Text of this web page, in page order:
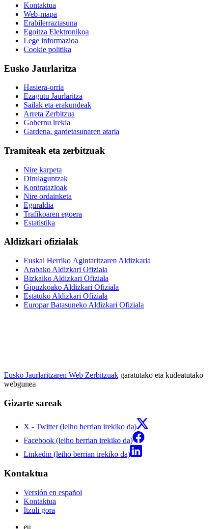
Kontaktua
Web-mapa
Erabilerraztasuna
Egoitza Elektronikoa
Lege informazioa
Cookie politika
Eusko Jaurlaritza
Hasiera-orria
Ezagutu Jaurlaritza
Sailak eta erakundeak
Arreta Zerbitzua
Gobernu irekia
Gardena, gardetasunaren ataria
Tramiteak eta zerbitzuak
Nire karpeta
Dirulaguntzak
Kontratazioak
Nire ordainketa
Eguraldia
Trafikoaren egoera
Estatistika
Aldizkari ofizialak
Euskal Herriko Agintaritzaren Aldizkaria
Arabako Aldizkari Ofiziala
Bizkaiko Aldizkari Ofiziala
Gipuzkoako Aldizkari Ofiziala
Estatuko Aldizkari Ofiziala
Europar Batasuneko Aldizkari Ofiziala
Eusko Jaurlaritzaren Web Zerbitzuak garatutako eta kudeatutako
webgunea
Gizarte sareak
X - Twitter (leiho berrian irekiko da)
Facebook (leiho berrian irekiko da)
Linkedin (leiho berrian irekiko da)
Kontaktua
Versión en español
Kontaktua
Itzuli gora
eu